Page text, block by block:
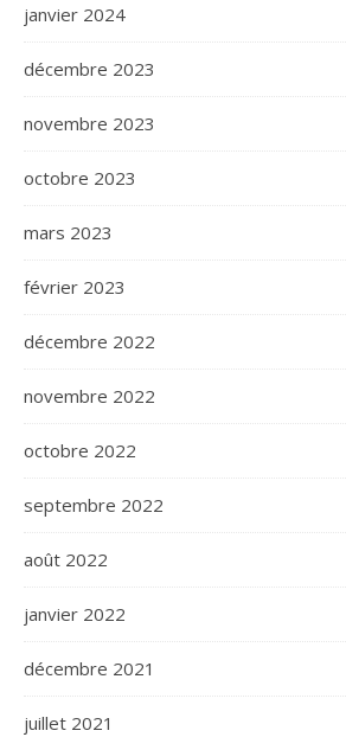
janvier 2024
décembre 2023
novembre 2023
octobre 2023
mars 2023
février 2023
décembre 2022
novembre 2022
octobre 2022
septembre 2022
août 2022
janvier 2022
décembre 2021
juillet 2021